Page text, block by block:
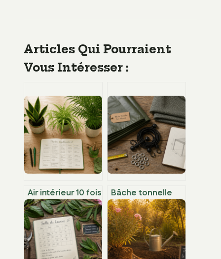
Articles Qui Pourraient
Vous Intéresser :
Air intérieur 10 fois
plus pollué : 5
plantes pour
purifier votre
logement
naturellement
Bâche tonnelle
sur mesure :
670g/m² et
traitement UV
pour 10 ans de
protection